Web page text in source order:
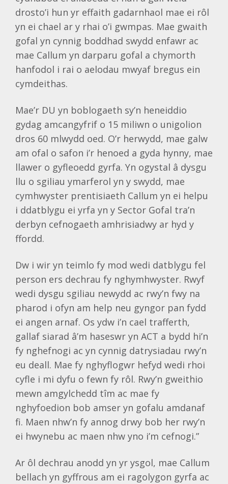
drosto’i hun yr effaith gadarnhaol mae ei rôl
yn ei chael ar y rhai o’i gwmpas. Mae gwaith
gofal yn cynnig boddhad swydd enfawr ac
mae Callum yn darparu gofal a chymorth
hanfodol i rai o aelodau mwyaf bregus ein
cymdeithas.
Mae’r DU yn boblogaeth sy’n heneiddio
gydag amcangyfrif o 15 miliwn o unigolion
dros 60 mlwydd oed. O’r herwydd, mae galw
am ofal o safon i’r henoed a gyda hynny, mae
llawer o gyfleoedd gyrfa. Yn ogystal â dysgu
llu o sgiliau ymarferol yn y swydd, mae
cymhwyster prentisiaeth Callum yn ei helpu
i ddatblygu ei yrfa yn y Sector Gofal tra’n
derbyn cefnogaeth amhrisiadwy ar hyd y
ffordd.
Dw i wir yn teimlo fy mod wedi datblygu fel
person ers dechrau fy nghymhwyster. Rwyf
wedi dysgu sgiliau newydd ac rwy’n fwy na
pharod i ofyn am help neu gyngor pan fydd
ei angen arnaf. Os ydw i’n cael trafferth,
gallaf siarad â’m haseswr yn ACT a bydd hi’n
fy nghefnogi ac yn cynnig datrysiadau rwy’n
eu deall. Mae fy nghyflogwr hefyd wedi rhoi
cyfle i mi dyfu o fewn fy rôl. Rwy’n gweithio
mewn amgylchedd tîm ac mae fy
nghyfoedion bob amser yn gofalu amdanaf
fi. Maen nhw’n fy annog drwy bob her rwy’n
ei hwynebu ac maen nhw yno i’m cefnogi.”
Ar ôl dechrau anodd yn yr ysgol, mae Callum
bellach yn gyffrous am ei ragolygon gyrfa ac